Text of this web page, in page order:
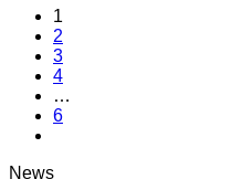
1
2
3
4
…
6
News